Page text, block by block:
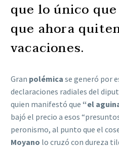
que lo único
que ahora
vacaciones.
Gran polémica se generó por
declaraciones radiales del
quien manifestó que “el
bajó el precio a esos
peronismo, al punto que el
Moyano lo cruzó con dureza